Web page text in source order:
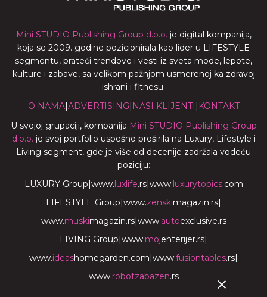
Mini STUDIO Publishing Group d.o.o. je digital kompanija,
koja se 2009. godine pozicionirala kao lider u LIFESTYLE
segmentu, prateći trendove i vesti iz sveta mode, lepote,
kulture i zabave, sa velikom pažnjom usmerenoj ka zdravoj
ishrani i fitnesu.
O NAMA| ADVERTISING NASI KLIJENTI
KONTAKT
U svojoj grupaciji, kompanija Mini STUDIO Publishing Group
d.o.o. je svoj portfolio uspešno proširila na Luxury, Lifestyle i
Living segment, gde je više od decenije zadržala vodeću
poziciju:
LUXURY Group www. luxlife.rs| www. luxurytopics.com
LIFESTYLE Group www.zenskimagazin.rs
www.muskimagazin.rs| www.autoexclusive.rs
LIVING Group www.mojenterijer.rs
www.ideashomegarden.com www.fusiontables.rs
www.robotzabazen.rs